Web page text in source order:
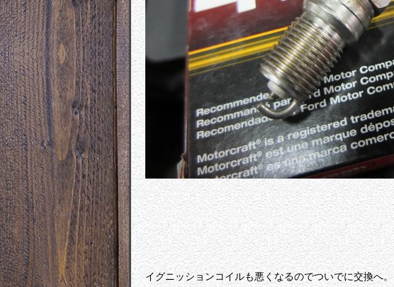
イグニッションコイルも悪くなるのでついでに交換へ。